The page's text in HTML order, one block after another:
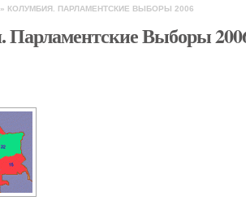
» КОЛУМБИЯ. ПАРЛАМЕНТСКИЕ ВЫБОРЫ 2006
Парламентские Выборы